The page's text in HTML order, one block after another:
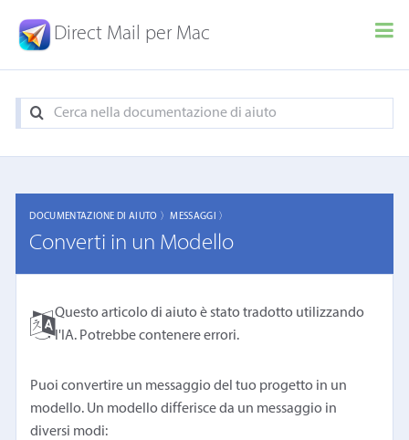
Direct Mail per Mac
DOCUMENTAZIONE DI AIUTO 〉MESSAGGI 〉
Converti in un Modello
Questo articolo di aiuto è stato tradotto utilizzando
l'IA. Potrebbe contenere errori.
Puoi convertire un messaggio del tuo progetto in un
modello. Un modello differisce da un messaggio in
diversi modi: